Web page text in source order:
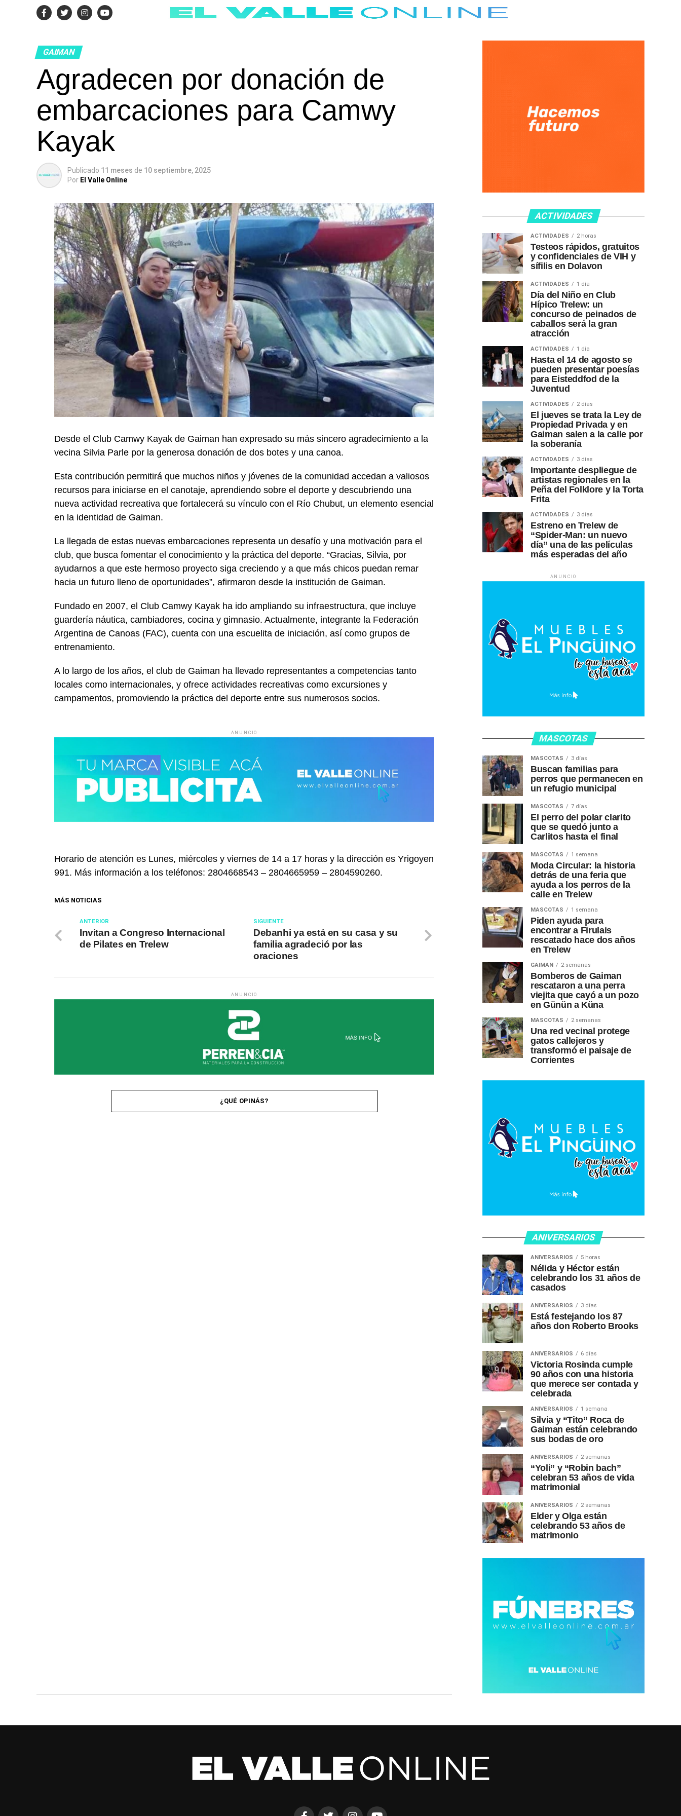
GAIMAN
Agradecen por donación de
embarcaciones para Camwy
Kayak
Publicado 11 meses de 10 septiembre, 2025
Por El Valle Online
Desde el Club Camwy Kayak de Gaiman han expresado su más sincero agradecimiento a la
vecina Silvia Parle por la generosa donación de dos botes y una canoa.
Esta contribución permitirá que muchos niños y jóvenes de la comunidad accedan a valiosos
recursos para iniciarse en el canotaje, aprendiendo sobre el deporte y descubriendo una
nueva actividad recreativa que fortalecerá su vínculo con el Río Chubut, un elemento esencial
en la identidad de Gaiman.
La llegada de estas nuevas embarcaciones representa un desafío y una motivación para el
club, que busca fomentar el conocimiento y la práctica del deporte. “Gracias, Silvia, por
ayudarnos a que este hermoso proyecto siga creciendo y a que más chicos puedan remar
hacia un futuro lleno de oportunidades”, afirmaron desde la institución de Gaiman.
Fundado en 2007, el Club Camwy Kayak ha ido ampliando su infraestructura, que incluye
guardería náutica, cambiadores, cocina y gimnasio. Actualmente, integrante la Federación
Argentina de Canoas (FAC), cuenta con una escuelita de iniciación, así como grupos de
entrenamiento.
A lo largo de los años, el club de Gaiman ha llevado representantes a competencias tanto
locales como internacionales, y ofrece actividades recreativas como excursiones y
campamentos, promoviendo la práctica del deporte entre sus numerosos socios.
ANUNCIO
Horario de atención es Lunes, miércoles y viernes de 14 a 17 horas y la dirección es Yrigoyen
991. Más información a los teléfonos: 2804668543 – 2804665959 – 2804590260.
MÁS NOTICIAS
SIGUIENTE
Debanhi ya está en su casa y su
familia agradeció por las
oraciones
ANTERIOR
Invitan a Congreso Internacional
de Pilates en Trelew
ANUNCIO
¿QUÉ OPINÁS?
ACTIVIDADES
ACTIVIDADES 2 horas
Testeos rápidos, gratuitos
y confidenciales de VIH y
sífilis en Dolavon
ACTIVIDADES 1 día
Día del Niño en Club
Hípico Trelew: un
concurso de peinados de
caballos será la gran
atracción
ACTIVIDADES 1 día
Hasta el 14 de agosto se
pueden presentar poesías
para Eisteddfod de la
Juventud
ACTIVIDADES 2 días
El jueves se trata la Ley de
Propiedad Privada y en
Gaiman salen a la calle por
la soberanía
ACTIVIDADES 3 días
Importante despliegue de
artistas regionales en la
Peña del Folklore y la Torta
Frita
ACTIVIDADES 3 días
Estreno en Trelew de
“Spider-Man: un nuevo
día” una de las películas
más esperadas del año
ANUNCIO
MASCOTAS
MASCOTAS 3 días
Buscan familias para
perros que permanecen en
un refugio municipal
MASCOTAS 7 días
El perro del polar clarito
que se quedó junto a
Carlitos hasta el final
MASCOTAS 1 semana
Moda Circular: la historia
detrás de una feria que
ayuda a los perros de la
calle en Trelew
MASCOTAS 1 semana
Piden ayuda para
encontrar a Firulais
rescatado hace dos años
en Trelew
GAIMAN 2 semanas
Bomberos de Gaiman
rescataron a una perra
viejita que cayó a un pozo
en Günün a Küna
MASCOTAS 2 semanas
Una red vecinal protege
gatos callejeros y
transformó el paisaje de
Corrientes
ANIVERSARIOS
ANIVERSARIOS 5 horas
Nélida y Héctor están
celebrando los 31 años de
casados
ANIVERSARIOS 3 días
Está festejando los 87
años don Roberto Brooks
ANIVERSARIOS 6 días
Victoria Rosinda cumple
90 años con una historia
que merece ser contada y
celebrada
ANIVERSARIOS 1 semana
Silvia y “Tito” Roca de
Gaiman están celebrando
sus bodas de oro
ANIVERSARIOS 2 semanas
“Yoli” y “Robin bach”
celebran 53 años de vida
matrimonial
ANIVERSARIOS 2 semanas
Elder y Olga están
celebrando 53 años de
matrimonio